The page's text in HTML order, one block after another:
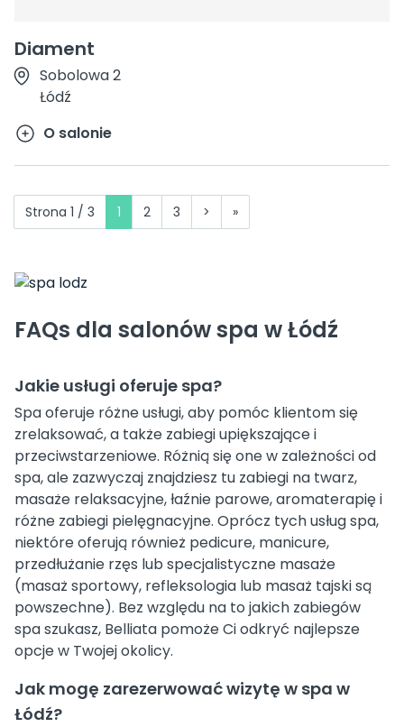
Diament
Sobolowa 2
Łódź
O salonie
Strona 1 / 3 1 2 3 > »
FAQs dla salonów spa w Łódź
Jakie usługi oferuje spa?
Spa oferuje różne usługi, aby pomóc klientom się
zrelaksować, a także zabiegi upiększające i
przeciwstarzeniowe. Różnią się one w zależności od
spa, ale zazwyczaj znajdziesz tu zabiegi na twarz,
masaże relaksacyjne, łaźnie parowe, aromaterapię i
różne zabiegi pielęgnacyjne. Oprócz tych usług spa,
niektóre oferują również pedicure, manicure,
przedłużanie rzęs lub specjalistyczne masaże
(masaż sportowy, refleksologia lub masaż tajski są
powszechne). Bez względu na to jakich zabiegów
spa szukasz, Belliata pomoże Ci odkryć najlepsze
opcje w Twojej okolicy.
Jak mogę zarezerwować wizytę w spa w
Łódź?